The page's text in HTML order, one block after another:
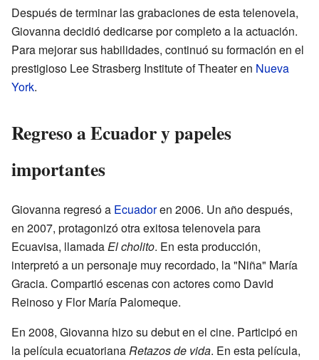
Después de terminar las grabaciones de esta telenovela,
Giovanna decidió dedicarse por completo a la actuación.
Para mejorar sus habilidades, continuó su formación en el
prestigioso Lee Strasberg Institute of Theater en Nueva
York.
Regreso a Ecuador y papeles
importantes
Giovanna regresó a Ecuadoren 2006. Un año después,
en 2007, protagonizó otra exitosa telenovela para
Ecuavisa, llamadaEl cholito. En esta producción,
interpretó a un personaje muy recordado, la "Niña" María
Gracia. Compartió escenas con actores como David
Reinoso y Flor María Palomeque.
En 2008, Giovanna hizo su debut en el cine. Participó en
la película ecuatorianaRetazos de vida. En esta película,